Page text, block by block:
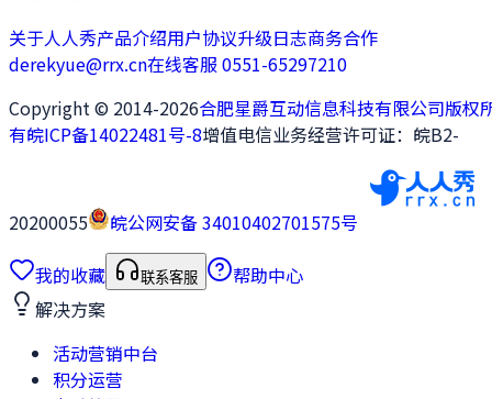
关于人人秀产品介绍用户协议升级日志商务合作
derekyue@rrx.cn在线客服 0551-65297210
Copyright © 2014-2026合肥星爵互动信息科技有限公司版权
有皖ICP备14022481号-8增值电信业务经营许可证：皖B2-
20200055
皖公网安备 34010402701575号
我的收藏
联系客服
帮助中心
解决方案
活动营销中台
积分运营